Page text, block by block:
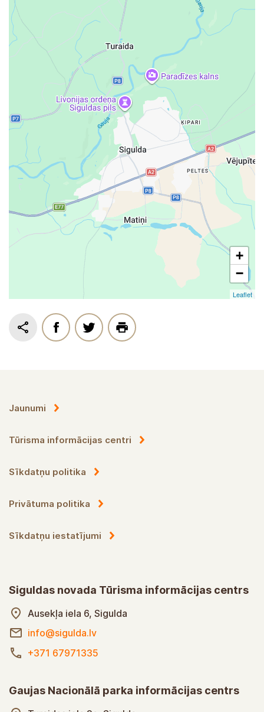
+
−
Leaflet
Jaunumi
Tūrisma informācijas centri
Sīkdatņu politika
Privātuma politika
Sīkdatņu iestatījumi
Siguldas novada Tūrisma informācijas centrs
Ausekļa iela 6, Sigulda
info@sigulda.lv
+371 67971335
Gaujas Nacionālā parka informācijas centrs